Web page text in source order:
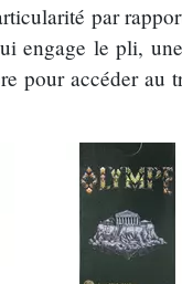
par
engage le pli,
pour accéder